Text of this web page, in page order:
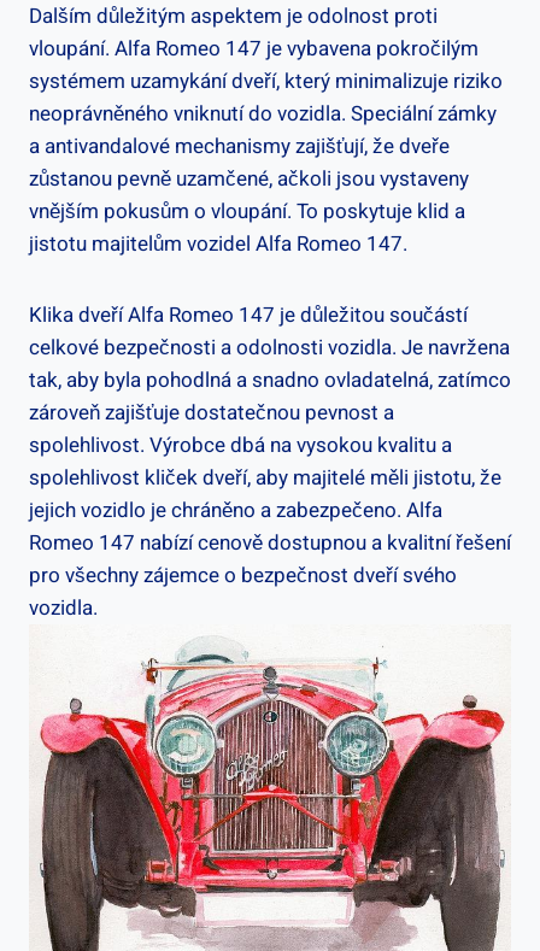
Dalším důležitým aspektem je odolnost proti
vloupání. Alfa Romeo 147 je vybavena pokročilým
systémem uzamykání dveří, který minimalizuje riziko
neoprávněného vniknutí do vozidla. Speciální zámky
a antivandalové mechanismy zajišťují, že dveře
zůstanou pevně uzamčené, ačkoli jsou vystaveny
vnějším pokusům o vloupání. To poskytuje klid a
jistotu majitelům vozidel Alfa Romeo 147.
Klika dveří Alfa Romeo 147 je důležitou součástí
celkové bezpečnosti a odolnosti vozidla. Je navržena
tak, aby byla pohodlná a snadno ovladatelná, zatímco
zároveň zajišťuje dostatečnou pevnost a
spolehlivost. Výrobce dbá na vysokou kvalitu a
spolehlivost kliček dveří, aby majitelé měli jistotu, že
jejich vozidlo je chráněno a zabezpečeno. Alfa
Romeo 147 nabízí cenově dostupnou a kvalitní řešení
pro všechny zájemce o bezpečnost dveří svého
vozidla.